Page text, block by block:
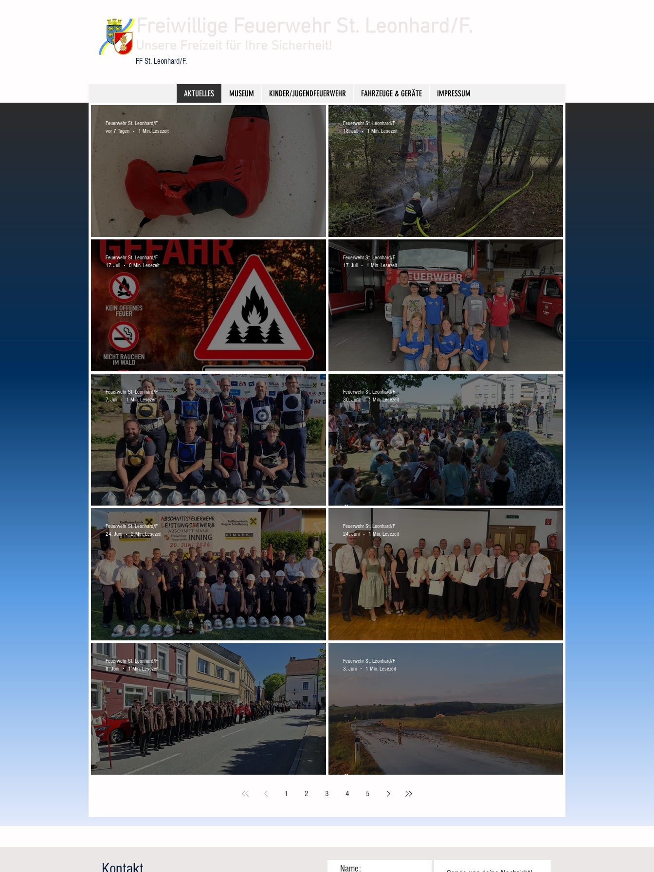
FF St. Leonhard/F.
AKTUELLES MUSEUM KINDER/JUGENDFEUERWEHR FAHRZEUGE & GERÄTE IMPRESSUM
Brandeinsatz in der Parkstraße
Feuerwehr St. Leonhard/F
vor 7 Tagen
1 Min. Lesezeit
B2 Waldbrand in Schweining
Feuerwehr St. Leonhard/F
18. Juli
1 Min. Lesezeit
Achtung Waldbrandgefahr!
Feuerwehr St. Leonhard/F
17. Juli
0 Min. Lesezeit
LaLa 2026 in Küb (Bezirk Neunkirchen)
Feuerwehr St. Leonhard/F
17. Juli
1 Min. Lesezeit
LFLB 2026 in Zistersdorf
Feuerwehr St. Leonhard/F
7. Juli
1 Min. Lesezeit
Übung in der VS Ruprechtshofen
Feuerwehr St. Leonhard/F
30. Juni
1 Min. Lesezeit
AFLB 2026 in Inning
Feuerwehr St. Leonhard/F
24. Juni
2 Min. Lesezeit
Abschnittsfeuerwehrtag 2026 in Inning
Feuerwehr St. Leonhard/F
24. Juni
1 Min. Lesezeit
Feuerwehr St. Leonhard/F
8. Juni
1 Min. Lesezeit
Feuerwehr St. Leonhard/F
3. Juni
1 Min. Lesezeit
1 2 3 4 5
Kontakt